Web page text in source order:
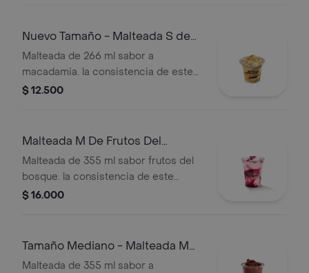
Nuevo Tamaño - Malteada S de
Macadamia
Malteada de 266 ml sabor a
macadamia. la consistencia de este
producto puede variar debido al
$ 12.500
Malteada M De Frutos Del
Bosque
Malteada de 355 ml sabor frutos del
bosque. la consistencia de este
producto puede variar debido al
$ 16.000
Tamaño Mediano - Malteada M
De Chocolate
Malteada de 355 ml sabor a